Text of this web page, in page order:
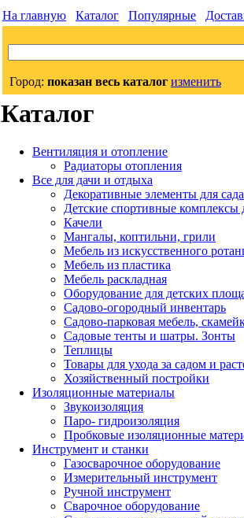
На главную Каталог Популярные
Город: показан весь каталог изменить
Каталог
Вентиляция и отопление
Радиаторы отопления
Все для дачи и отдыха
Декоративные элементы для сада
Детские спортивные комплексы
Качели
Мангалы, коптильни, грили
Мебель из искусственного
Мебель из пластика
Мебель раскладная
Оборудование для детских
Садово-огородный инвентарь
Садово-парковая мебель,
Садовые тенты и шатры. Зонты
Теплицы
Товары для ухода за садом и
Хозяйственный постройки
Изоляционные материалы
Звукоизоляция
Паро- гидроизоляция
Пробковые изоляционные
Инструмент и станки
Газосварочное оборудование
Измерительный инструмент
Ручной инструмент
Сварочное оборудование